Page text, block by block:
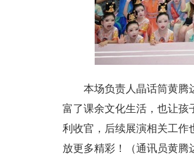
本场负责人晶话筒黄腾
富了课余文化生活，也让孩
利收官，后续展演相关工作
放更多精彩！（通讯员黄腾